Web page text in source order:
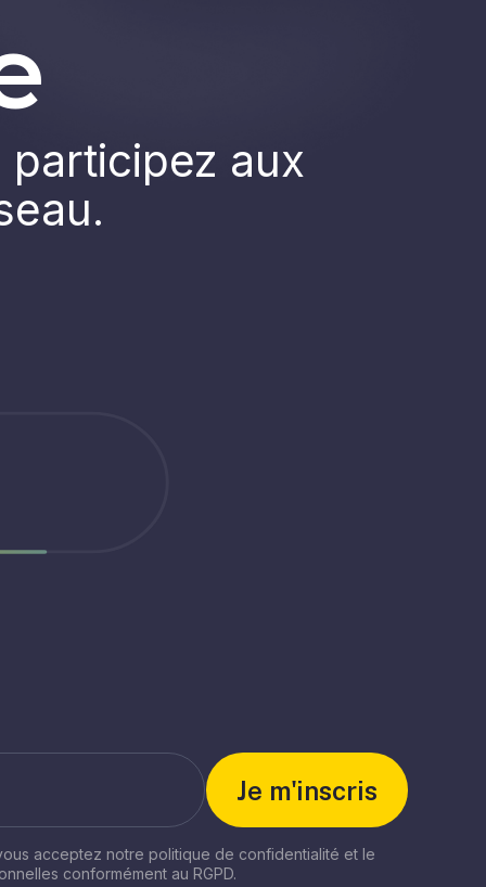
aux
acceptez notre politique de confidentialité et le
conformément au RGPD.